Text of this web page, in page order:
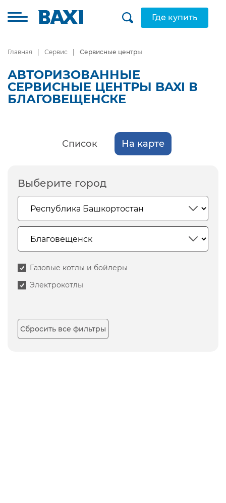
Где купить
Главная Сервис Сервисные центры
АВТОРИЗОВАННЫЕ
СЕРВИСНЫЕ ЦЕНТРЫ BAXI В
БЛАГОВЕЩЕНСКЕ
Список На карте
Выберите город
Газовые котлы и бойлеры
Электрокотлы
Сбросить все фильтры